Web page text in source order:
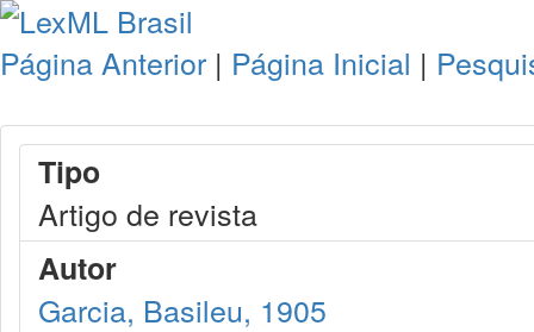
Página Anterior | Página Inicial |
Tipo
Artigo de revista
Autor
Garcia, Basileu, 1905